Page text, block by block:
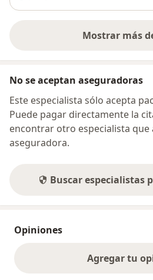
Mostrar más
No se aceptan aseguradoras
Este especialista sólo acepta
Puede pagar directamente la
encontrar otro especialista que
aseguradora.
Buscar especialistas
Opiniones
Agregar tu